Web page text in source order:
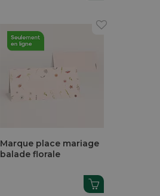
Marque place mariage
balade florale